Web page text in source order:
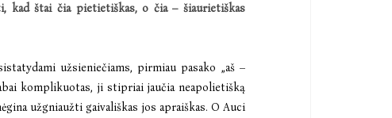
kad štai čia pietietiškas, o čia – šiaurietiškas
užsieniečiams, pirmiau pasako „aš –
komplikuotas, ji stipriai jaučia neapolietišką
užgniaužti gaivališkas jos apraiškas. O Auci